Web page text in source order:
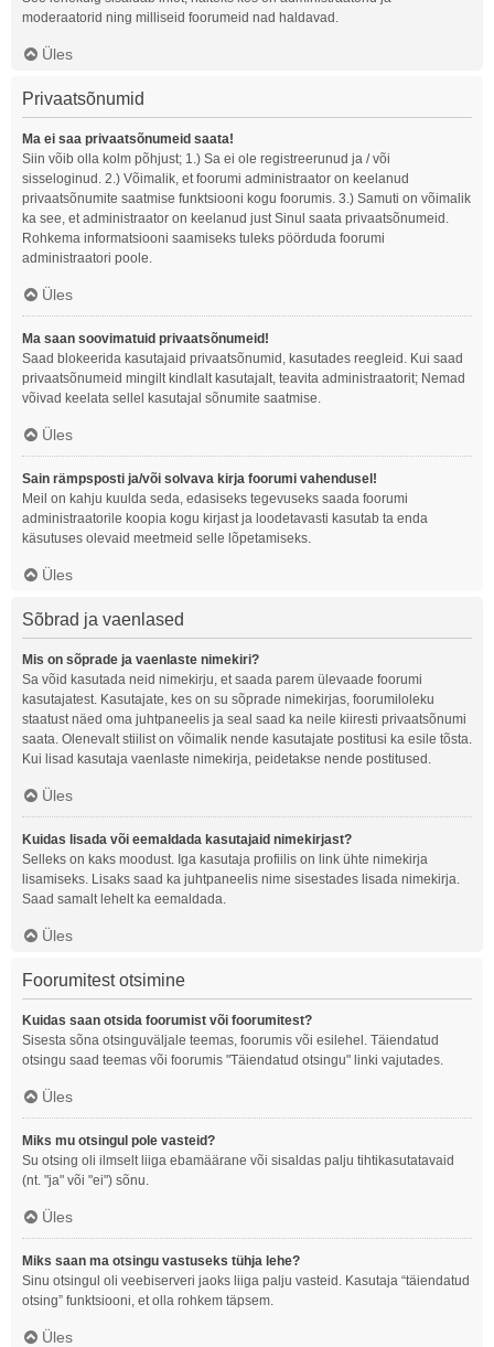
moderaatorid ning milliseid foorumeid nad haldavad.
Üles
Privaatsõnumid
Ma ei saa privaatsõnumeid saata!
Siin võib olla kolm põhjust; 1.) Sa ei ole registreerunud ja / või
sisseloginud. 2.) Võimalik, et foorumi administraator on keelanud
privaatsõnumite saatmise funktsiooni kogu foorumis. 3.) Samuti on võimalik
ka see, et administraator on keelanud just Sinul saata privaatsõnumeid.
Rohkema informatsiooni saamiseks tuleks pöörduda foorumi
administraatori poole.
Üles
Ma saan soovimatuid privaatsõnumeid!
Saad blokeerida kasutajaid privaatsõnumid, kasutades reegleid. Kui saad
privaatsõnumeid mingilt kindlalt kasutajalt, teavita administraatorit; Nemad
võivad keelata sellel kasutajal sõnumite saatmise.
Üles
Sain rämpsposti ja/või solvava kirja foorumi vahendusel!
Meil on kahju kuulda seda, edasiseks tegevuseks saada foorumi
administraatorile koopia kogu kirjast ja loodetavasti kasutab ta enda
käsutuses olevaid meetmeid selle lõpetamiseks.
Üles
Sõbrad ja vaenlased
Mis on sõprade ja vaenlaste nimekiri?
Sa võid kasutada neid nimekirju, et saada parem ülevaade foorumi
kasutajatest. Kasutajate, kes on su sõprade nimekirjas, foorumiloleku
staatust näed oma juhtpaneelis ja seal saad ka neile kiiresti privaatsõnumi
saata. Olenevalt stiilist on võimalik nende kasutajate postitusi ka esile tõsta.
Kui lisad kasutaja vaenlaste nimekirja, peidetakse nende postitused.
Üles
Kuidas lisada või eemaldada kasutajaid nimekirjast?
Selleks on kaks moodust. Iga kasutaja profiilis on link ühte nimekirja
lisamiseks. Lisaks saad ka juhtpaneelis nime sisestades lisada nimekirja.
Saad samalt lehelt ka eemaldada.
Üles
Foorumitest otsimine
Kuidas saan otsida foorumist või foorumitest?
Sisesta sõna otsinguväljale teemas, foorumis või esilehel. Täiendatud
otsingu saad teemas või foorumis "Täiendatud otsingu" linki vajutades.
Üles
Miks mu otsingul pole vasteid?
Su otsing oli ilmselt liiga ebamäärane või sisaldas palju tihtikasutatavaid
(nt. "ja" või "ei") sõnu.
Üles
Miks saan ma otsingu vastuseks tühja lehe?
Sinu otsingul oli veebiserveri jaoks liiga palju vasteid. Kasutaja “täiendatud
otsing” funktsiooni, et olla rohkem täpsem.
Üles